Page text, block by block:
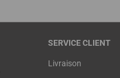
SERVICE CLIENT
Livraison